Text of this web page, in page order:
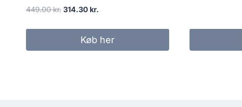
449.00kr. Den
314.30 kr.
er:
Køb her